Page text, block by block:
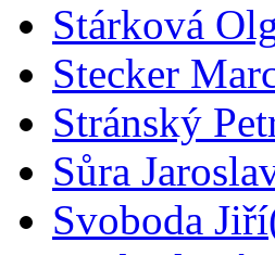
Stárková
Stecker
Stránský
Sůra
Svoboda Jiří